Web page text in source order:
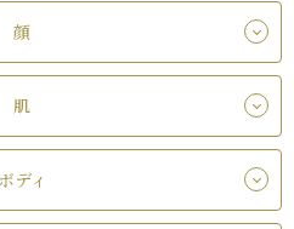
顔
肌
ボディ